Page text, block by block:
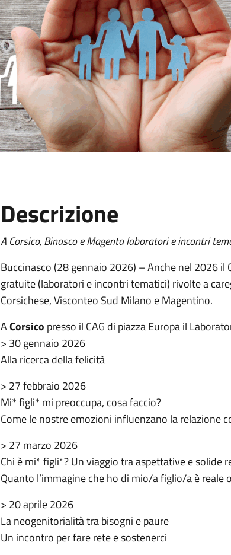
Descrizione
A Corsico, Binasco e Magenta laboratori e incontri
Buccinasco (28 gennaio 2026) – Anche nel 2026
gratuite (laboratori e incontri tematici) rivolte a
Corsichese, Visconteo Sud Milano e Magentino.
ACorsico presso il CAG di piazza Europa il
> 30 gennaio 2026
Alla ricerca della felicità
> 27 febbraio 2026
Mi* figli* mi preoccupa, cosa faccio?
Come le nostre emozioni influenzano la relazione
> 27 marzo 2026
Chi è mi* figli*? Un viaggio tra aspettative e solide
Quanto l’immagine che ho di mio/a figlio/a è reale
> 20 aprile 2026
La neogenitorialità tra bisogni e paure
Un incontro per fare rete e sostenerci